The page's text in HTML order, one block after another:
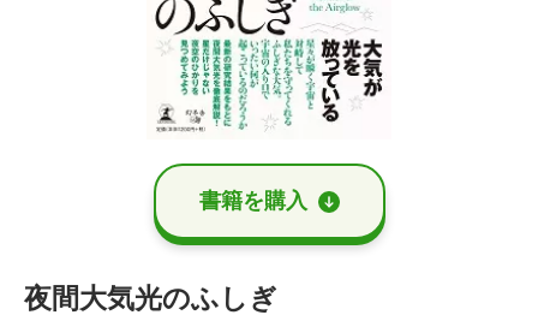
書籍を購⼊
夜間大気光のふしぎ